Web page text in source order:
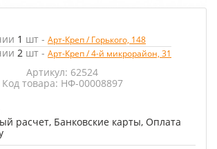
1 шт - Арт-Креп / Горького, 148
2 шт - Арт-Креп / 4-й микрорайон, 31
Артикул: 62524
Код товара: НФ-00008897
расчет, Банковские карты, Оплата